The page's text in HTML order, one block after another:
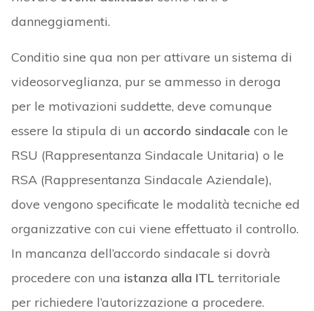
danneggiamenti.
Conditio sine qua non per attivare un sistema di
videosorveglianza, pur se ammesso in deroga
per le motivazioni suddette, deve comunque
essere la stipula di un accordo sindacale con le
RSU (Rappresentanza Sindacale Unitaria) o le
RSA (Rappresentanza Sindacale Aziendale),
dove vengono specificate le modalità tecniche ed
organizzative con cui viene effettuato il controllo.
In mancanza dell’accordo sindacale si dovrà
procedere con una istanza alla ITL territoriale
per richiedere l’autorizzazione a procedere.